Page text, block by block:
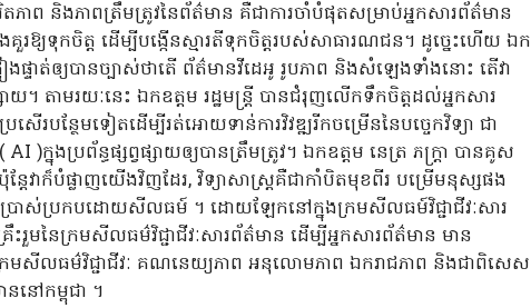
តភាព និងភាពត្រឹមត្រូវនៃព័ត៌មាន គឺជាការចាំបំផុតសម្រាប់អ្នកសារព័ត៌មាន
ឱ្យទុកចិត្ត ដើម្បីបង្កើនស្មារតីទុកចិត្តរបស់សាធារណជន។ ដូច្នេះហើយ ឯក
ផ្ទាត់ឲ្យបានច្បាស់ថាតើ ព័ត៌មានវីដេអូ រូបភាព និងសំឡេងទាំងនោះ តើវា
យ។ តាមរយៈនេះ ឯកឧត្តម រដ្ឋមន្ត្រី បានជំរុញលើកទឹកចិត្តដល់អ្នកសារ
របន្ថែមទៀតដើម្បីរត់អោយទាន់ការវិវឌ្ឍរីកចម្រើននៃបច្ចេកវិទ្យា ជា
ក្នុងប្រព័ន្ធផ្សព្វផ្សាយឲ្យបានត្រឹមត្រូវ។ ឯកឧត្តម នេត្រ ភក្ត្រា បានគូស
ែវាក៏បំផ្លាញយើងវិញដែរ, វិទ្យាសាស្រ្តគឺជាកាំបិតមុខពីរ បម្រើមនុស្សផង
រើប្រាស់ប្រកបដោយសីលធម៍ ។ ដោយឡែកនៅក្នុងក្រមសីលធម៍វិជ្ជាជីវៈសារ
រួមនៃក្រមសីលធម៌វិជ្ជាជីវៈសារព័ត៌មាន ដើម្បីអ្នកសារព័ត៌មាន មាន
ត្តក្រមសីលធម៌វិជ្ជាជីវៈ គណនេយ្យភាព អនុលោមភាព ឯករាជភាព និងជាពិសេស
ននៅកម្ពុជា ។